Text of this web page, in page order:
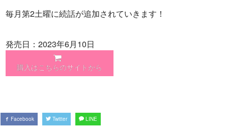
毎月第2土曜に続話が追加されていきます！
発売日：2023年6月10日
購入はこちらのサイトから
Facebook Twitter LINE